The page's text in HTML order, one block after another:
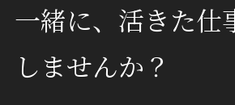
一緒に、活きた仕
しませんか？